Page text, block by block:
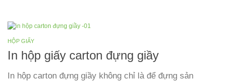
HỘP GIẤY
In hộp giấy carton đựng giầy
In hộp carton đựng giầy không chỉ là để đựng sản